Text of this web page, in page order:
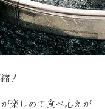
！
楽しめて食べ応えが